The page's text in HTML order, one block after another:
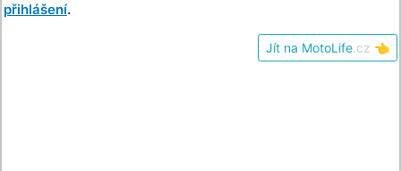
přihlášení.
Jít na MotoLife .cz 👈